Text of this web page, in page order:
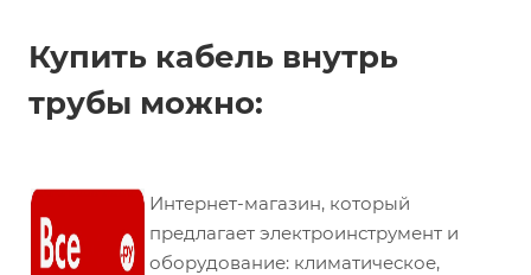
Купить кабель внутрь
трубы можно:
Интернет-магазин, который
предлагает электроинструмент и
оборудование: климатическое,